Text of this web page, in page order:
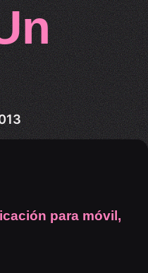
para móvil,